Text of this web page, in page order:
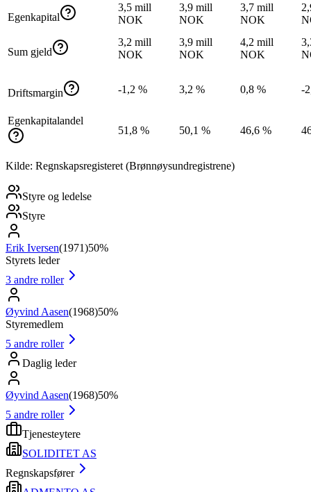
Egenkapital
3,5 mill
NOK
3,9 mill
NOK
3,7 mill
NOK
Sum gjeld
3,2 mill
NOK
3,9 mill
NOK
4,2 mill
NOK
Driftsmargin -1,2 % 3,2 % 0,8 % -
Egenkapitalandel
51,8 %
50,1 % 46,6 %
Kilde: Regnskapsregisteret (Brønnøysundregistrene)
Styre og ledelse
Styre
Erik Iversen(1971)50%
Styrets leder
3 andre roller
Øyvind Aasen(1968)50%
Styremedlem
5 andre roller
Daglig leder
Øyvind Aasen(1968)50%
5 andre roller
Tjenesteytere
SOLIDITET AS
Regnskapsfører